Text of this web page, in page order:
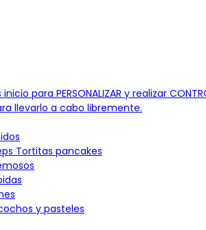
para PERSONALIZAR y realizar
llevarlo a cabo libremente.
Tortitas pancakes
y pasteles